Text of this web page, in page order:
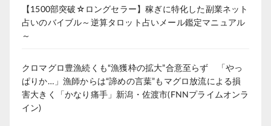
【1500部突破☆ロングセラー】稼ぎに特化した副業ネット
占いのバイブル～逆算タロット占いメール鑑定マニュアル
～
クロマグロ豊漁続くも“漁獲枠の拡大”合意至らず 「やっ
ぱりか…」漁師からは“諦めの言葉”もマグロ放流による損
害大きく「かなり痛手」新潟・佐渡市(FNNプライムオンラ
イン)